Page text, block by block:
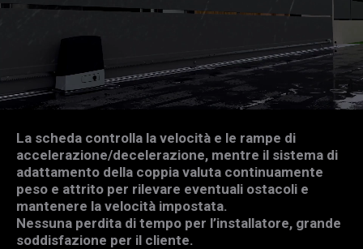
La scheda controlla la velocità e le rampe di
accelerazione/decelerazione, mentre il sistema di
adattamento della coppia valuta continuamente
peso e attrito per rilevare eventuali ostacoli e
mantenere la velocità impostata.
Nessuna perdita di tempo per l’installatore, grande
soddisfazione per il cliente.